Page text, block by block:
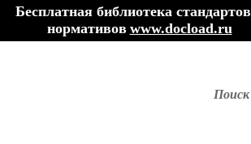
Бесплатная библиотека
нормативов www.docload.ru